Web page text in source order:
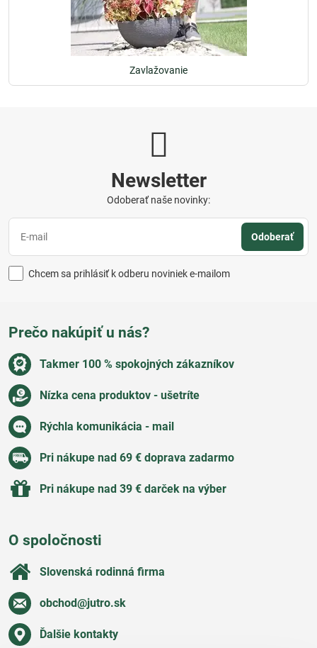
Zavlažovanie
Newsletter
Odoberať naše novinky:
Odoberať
Chcem sa prihlásiť k odberu noviniek e-mailom
Prečo nakúpiť u nás?
Takmer 100 % spokojných zákazníkov
Nízka cena produktov - ušetríte
Rýchla komunikácia - mail
Pri nákupe nad 69 € doprava zadarmo
Pri nákupe nad 39 € darček na výber
O spoločnosti
Slovenská rodinná firma
obchod​@jutro​.sk
Ďalšie kontakty